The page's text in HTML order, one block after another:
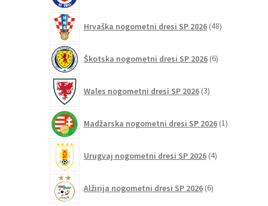
Hrvaška nogometni dresi SP 2026 48izdelkov
Škotska nogometni dresi SP 2026 6izdelkov
Wales nogometni dresi SP 2026 3izdelki
Madžarska nogometni dresi SP 2026 1izdelek
Urugvaj nogometni dresi SP 2026 4izdelki
Alžirija nogometni dresi SP 2026 6izdelkov